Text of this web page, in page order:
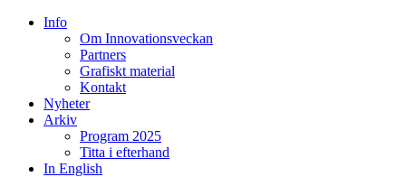
Info
Om Innovationsveckan
Partners
Grafiskt material
Kontakt
Nyheter
Arkiv
Program 2025
Titta i efterhand
In English